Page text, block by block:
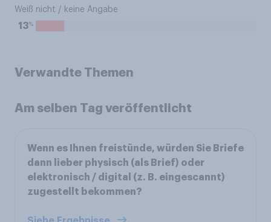
Weiß nicht / keine Angabe
13%
Verwandte Themen
Am selben Tag veröffentlicht
Wenn es Ihnen freistünde, würden Sie Briefe
dann lieber physisch (als Brief) oder
elektronisch / digital (z. B. eingescannt)
zugestellt bekommen?